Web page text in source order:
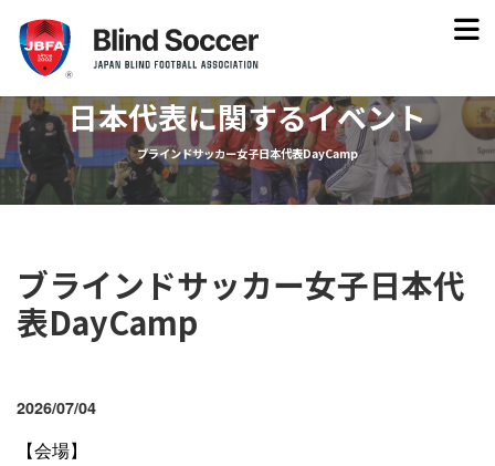
日本代表に関するイベント
ブラインドサッカー女子日本代表DayCamp
ブラインドサッカー女子日本代
表DayCamp
2026/07/04
【会場】